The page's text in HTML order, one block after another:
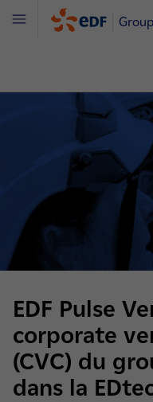
Groupe
Menu
EDF Pulse
corporate
(CVC) du
dans la